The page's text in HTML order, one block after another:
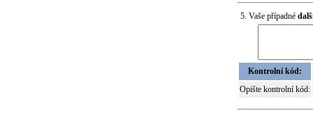
5. Vaše případné
Kontrolní kód:
Opište kontrolní kód: